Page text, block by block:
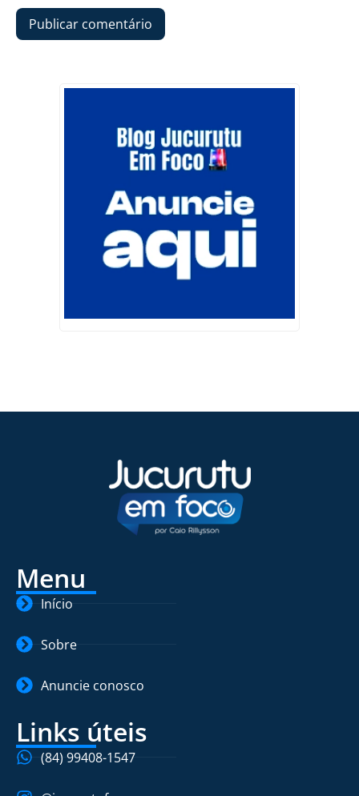
Menu
Início
Sobre
Anuncie conosco
Links úteis
(84) 99408-1547